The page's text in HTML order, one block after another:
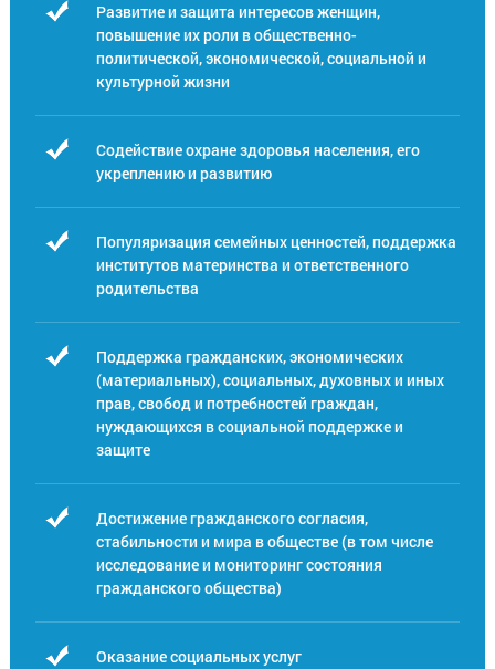
Развитие и защита интересов женщин,
повышение их роли в общественно-
политической, экономической, социальной и
культурной жизни
Содействие охране здоровья населения, его
укреплению и развитию
Популяризация семейных ценностей, поддержка
институтов материнства и ответственного
родительства
Поддержка гражданских, экономических
(материальных), социальных, духовных и иных
прав, свобод и потребностей граждан,
нуждающихся в социальной поддержке и
защите
Достижение гражданского согласия,
стабильности и мира в обществе (в том числе
исследование и мониторинг состояния
гражданского общества)
Оказание социальных услуг